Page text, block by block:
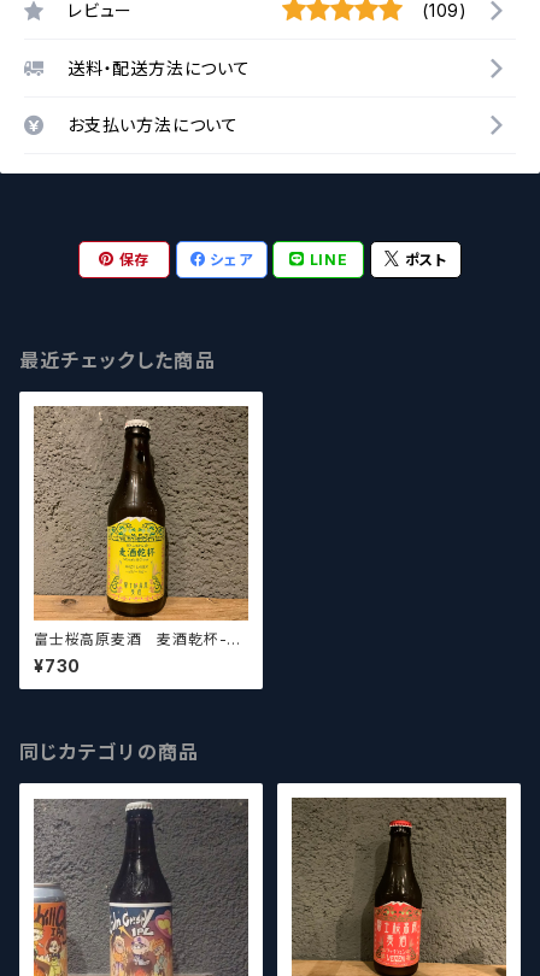
レビュー (109)
送料・配送方法について
お支払い方法について
保存 シェア LINE ポスト
最近チェックした商品
富士桜高原麦酒 麦酒乾杯-H
AZY LAGER- Fujizakura K
ougen Beer 【クラフトビー
ル】
¥730
同じカテゴリの商品